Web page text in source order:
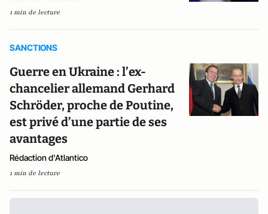
1 min de lecture
SANCTIONS
Guerre en Ukraine : l’ex-
chancelier allemand Gerhard
Schröder, proche de Poutine,
est privé d’une partie de ses
avantages
Rédaction d'Atlantico
1 min de lecture